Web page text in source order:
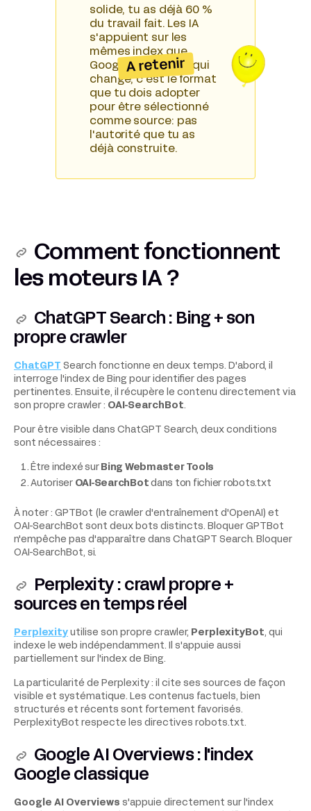
solide, tu as déjà 60 %
du travail fait. Les IA
s'appuient sur les
mêmes index que
Google et Bing. Ce qui
change, c'est le format
que tu dois adopter
pour être sélectionné
comme source: pas
l'autorité que tu as
déjà construite.
A retenir
Comment fonctionnent
les moteurs IA ?
ChatGPT Search : Bing + son
propre crawler
ChatGPT
Search fonctionne en deux temps. D'abord, il
interroge l'index de Bing pour identifier des pages
pertinentes. Ensuite, il récupère le contenu directement via
son propre crawler : OAI-SearchBot.
Pour être visible dans ChatGPT Search, deux conditions
sont nécessaires :
Être indexé sur Bing Webmaster Tools
Autoriser OAI-SearchBot dans ton fichier robots.txt
À noter : GPTBot (le crawler d'entraînement d'OpenAI) et
OAI-SearchBot sont deux bots distincts. Bloquer GPTBot
n'empêche pas d'apparaître dans ChatGPT Search. Bloquer
OAI-SearchBot, si.
Perplexity : crawl propre +
sources en temps réel
Perplexity utilise son propre crawler, PerplexityBot, qui
indexe le web indépendamment. Il s'appuie aussi
partiellement sur l'index de Bing.
La particularité de Perplexity : il cite ses sources de façon
visible et systématique. Les contenus factuels, bien
structurés et récents sont fortement favorisés.
PerplexityBot respecte les directives robots.txt.
Google AI Overviews : l'index
Google classique
Google AI Overviews s'appuie directement sur l'index